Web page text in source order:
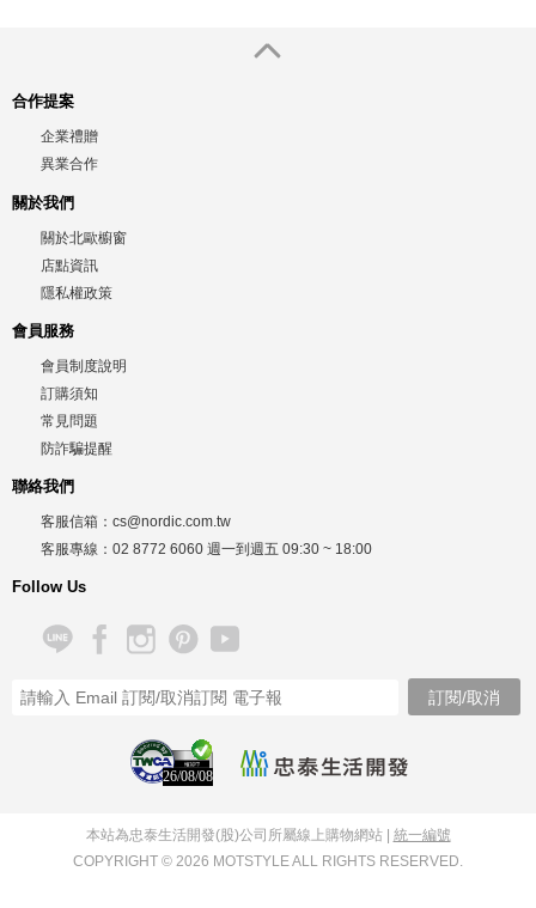
合作提案
企業禮贈
異業合作
關於我們
關於北歐櫥窗
店點資訊
隱私權政策
會員服務
會員制度說明
訂購須知
常見問題
防詐騙提醒
聯絡我們
客服信箱： cs@nordic.com.tw
客服專線： 02 8772 6060 週一到週五 09:30 ~ 18:00
Follow Us
26/08/08
本站為忠泰生活開發(股)公司所屬線上購物網站 | 統一編號
COPYRIGHT © 2026 MOTSTYLE ALL RIGHTS RESERVED.